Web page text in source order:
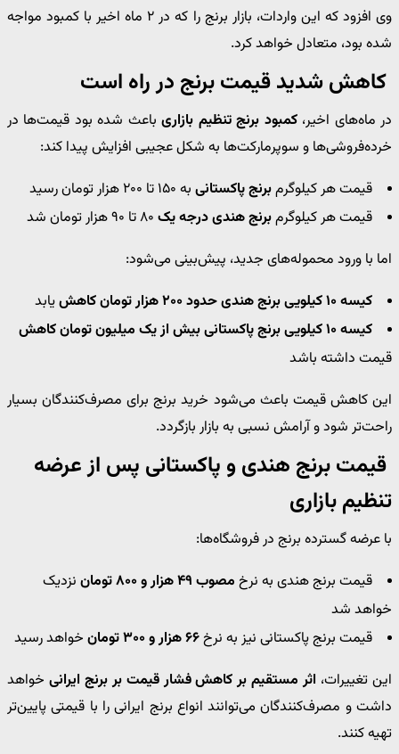
وی افزود که این واردات، بازار برنج را که در ۲ ماه اخیر با کمبود مواجه
شده بود، متعادل خواهد کرد.
کاهش شدید قیمت برنج در راه است
در ماه‌های اخیر،کمبود برنج تنظیم بازاریباعث شده بود قیمت‌ها در
خرده‌فروشی‌ها و سوپرمارکت‌ها به شکل عجیبی افزایش پیدا کند:
قیمت هر کیلوگرمبرنج پاکستانی به ۱۵۰ تا ۲۰۰ هزار تومان رسید
قیمت هر کیلوگرمبرنج هندی درجه یک
اما با ورود محموله‌های جدید، پیش‌بینی می‌شود:
کیسه ۱۰ کیلویی برنج هندی حدود ۲۰۰ هزار تومان کاهش
یابد
کیسه ۱۰ کیلویی برنج پاکستانی بیش از یک میلیون تومان کاهش
قیمت داشته باشد
این کاهش قیمت باعث می‌شود خرید برنج برای مصرف‌کنندگان بسیار
راحت‌تر شود و آرامش نسبی به بازار بازگردد.
قیمت برنج هندی و پاکستانی پس از عرضه
تنظیم بازاری
با عرضه گسترده برنج در فروشگاه‌ها:
قیمت برنج هندی به نرخ مصوب ۴۹ هزار و ۸۰۰ تومان
نزدیک
خواهد شد
قیمت برنج پاکستانی نیز به نرخ۶۶ هزار و ۳۰۰ تومان
خواهد رسید
این تغییرات، اثر مستقیم بر کاهش فشار قیمت بر برنج ایرانی خواهد
داشت و مصرف‌کنندگان می‌توانند انواع برنج ایرانی را با قیمتی پایین‌تر
تهیه کنند.